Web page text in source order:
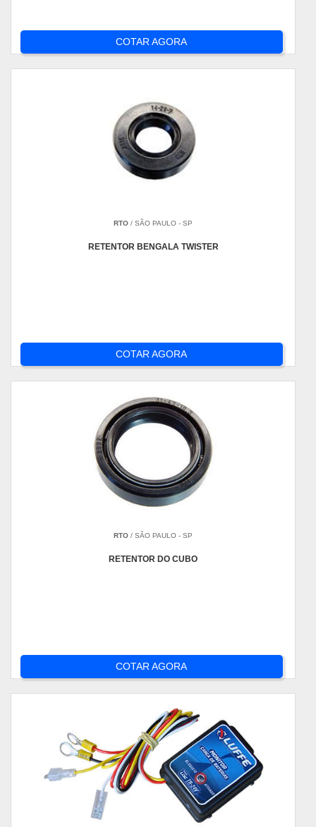
COTAR AGORA
RTO / SÃO PAULO - SP
RETENTOR BENGALA TWISTER
COTAR AGORA
RTO / SÃO PAULO - SP
RETENTOR DO CUBO
COTAR AGORA